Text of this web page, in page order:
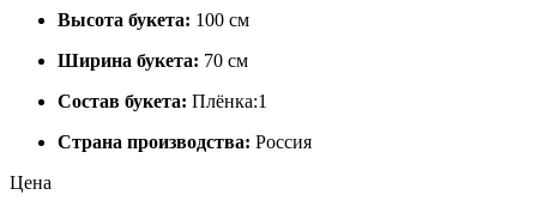
Высота букета: 100 см
Ширина букета: 70 см
Состав букета: Плёнка:1
Страна производства: Россия
Цена